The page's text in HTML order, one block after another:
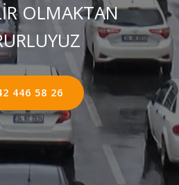
OLMAKTAN
446 58 26